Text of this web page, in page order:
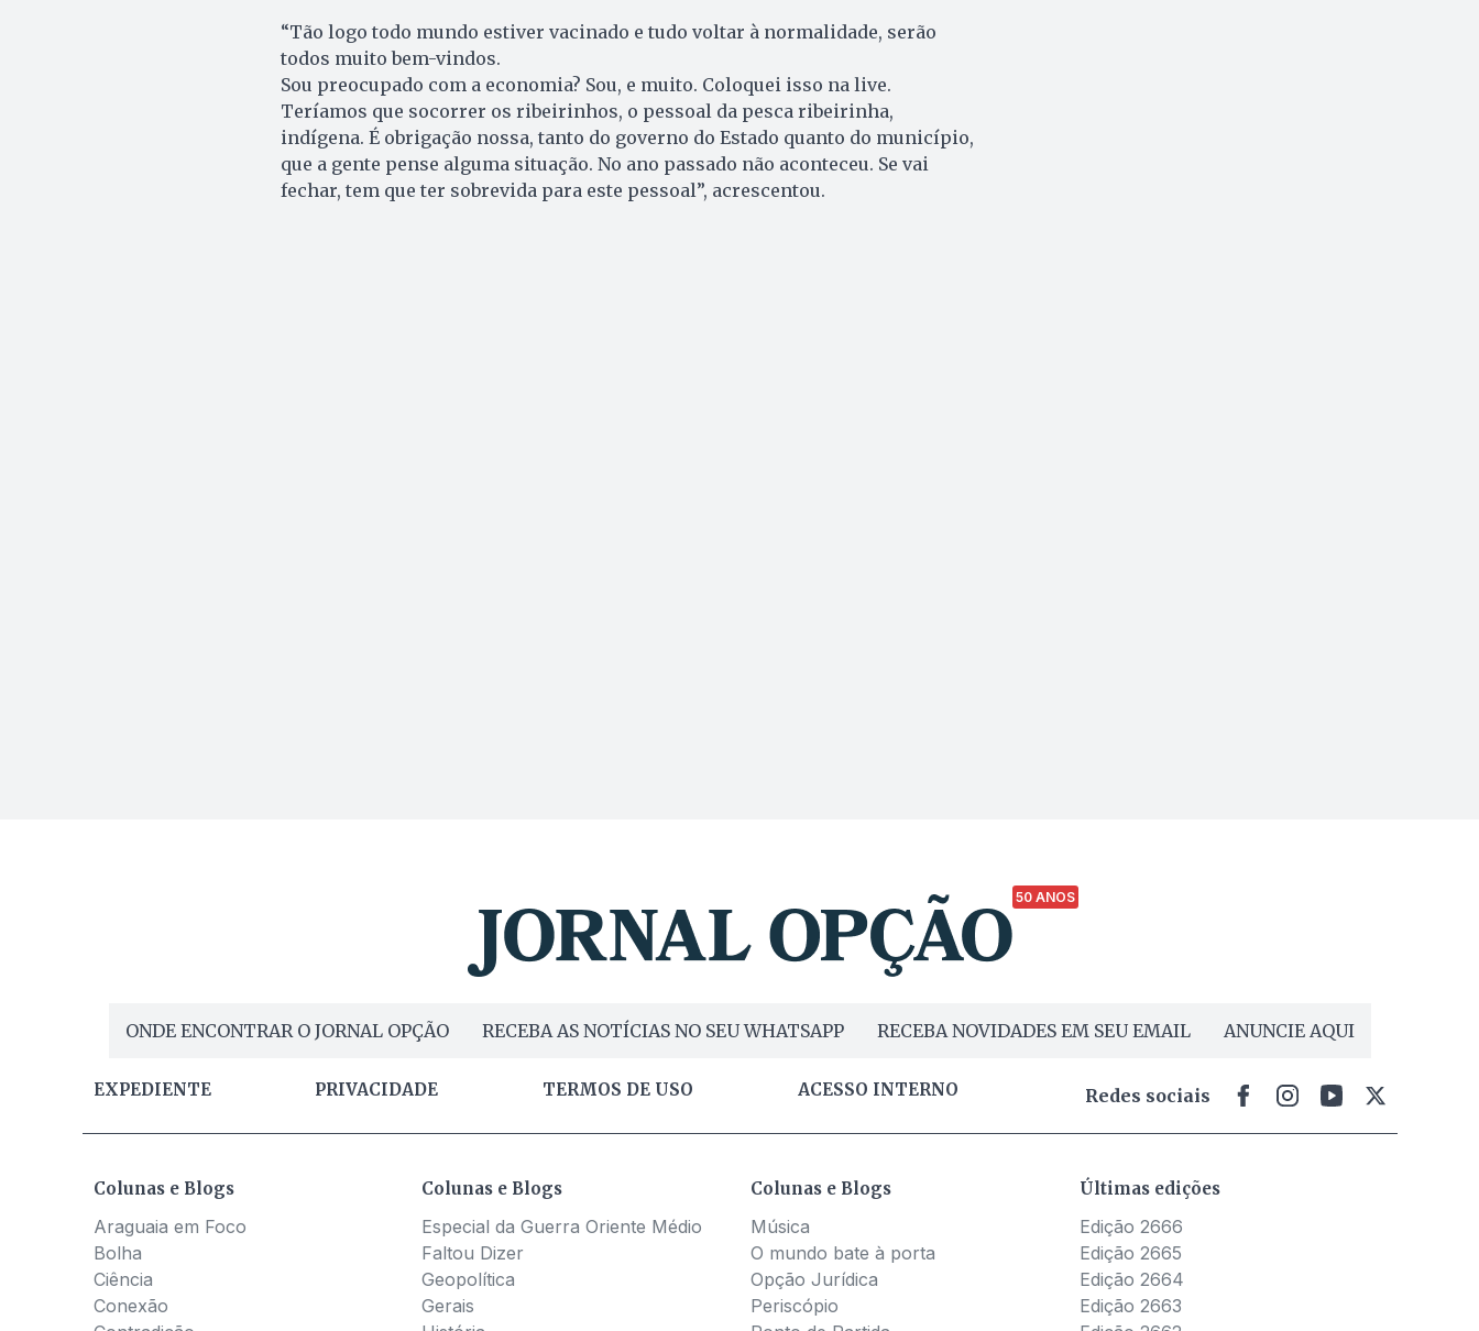
“Tão logo todo mundo estiver vacinado e tudo voltar à normalidade, serão
todos muito bem-vindos.
Sou preocupado com a economia? Sou, e muito. Coloquei isso na live.
Teríamos que socorrer os ribeirinhos, o pessoal da pesca ribeirinha,
indígena. É obrigação nossa, tanto do governo do Estado quanto do município,
que a gente pense alguma situação. No ano passado não aconteceu. Se vai
fechar, tem que ter sobrevida para este pessoal”, acrescentou.
50 ANOS
ONDE ENCONTRAR O JORNAL OPÇÃO RECEBA AS NOTÍCIAS NO SEU WHATSAPP RECEBA NOVIDADES EM SEU EMAIL ANUNCIE AQUI
EXPEDIENTE PRIVACIDADE TERMOS DE USO ACESSO INTERNO Redes sociais
Colunas e Blogs
Araguaia em Foco
Bolha
Ciência
Conexão
Colunas e Blogs
Especial da Guerra Oriente Médio
Faltou Dizer
Geopolítica
Gerais
Colunas e Blogs
Música
O mundo bate à porta
Opção Jurídica
Periscópio
Últimas edições
Edição 2666
Edição 2665
Edição 2664
Edição 2663